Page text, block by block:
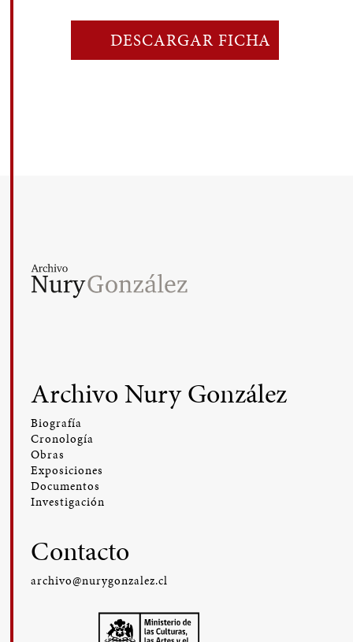
DESCARGAR FICHA
Archivo Nury González
Biografía
Cronología
Obras
Exposiciones
Documentos
Investigación
Contacto
archivo@nurygonzalez.cl